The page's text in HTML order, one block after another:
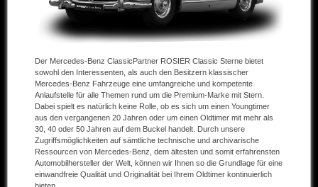
Impressum
Datenschutz
AGB
Haftungsausschluss
Der Mercedes-Benz ClassicPartner ROSIER Classic Sterne bietet
sowohl den Interessenten, als auch den Besitzern klassischer
Mercedes-Benz Fahrzeuge eine umfangreiche und kompetente
Anlaufstelle für alle Themen rund um die Premium-Marke mit Stern.
Dabei spielt es natürlich keine Rolle, ob es sich um einen Youngtimer
aus den vergangenen 20 Jahren oder um einen Oldtimer mit mehr als
30, 40 oder 50 Jahren auf dem Buckel handelt. Durch unsere
Zugriffsmöglichkeiten auf sämtliche technische und archivarische
Ressourcen von Mercedes-Benz, dem ältesten und somit erfahrensten
Automobilhersteller der Welt, können wir Ihnen so die Grundlage für eine
einwandfreie Qualität und Originalität bei Ihrem Oldtimer kontinuierlich
bieten.